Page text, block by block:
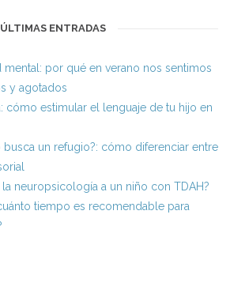
ÚLTIMAS ENTRADAS
por qué en verano nos sentimos
y agotados
cómo estimular el lenguaje de tu hijo en
busca un refugio?: cómo diferenciar entre
neuropsicología a un niño con TDAH?
tiempo es recomendable para